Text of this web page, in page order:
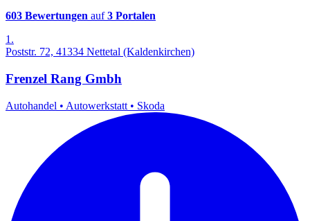
603 Bewertungen auf3 Portalen
1.
Poststr. 72, 41334 Nettetal (Kaldenkirchen)
Frenzel Rang Gmbh
Autohandel • Autowerkstatt • Skoda